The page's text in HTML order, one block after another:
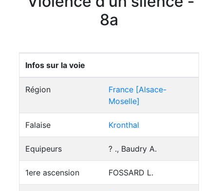
8a
Infos sur la voie
Région
France [Alsace-
Moselle]
Falaise Kronthal
Equipeurs ? ., Baudry A.
1ere ascension FOSSARD L.